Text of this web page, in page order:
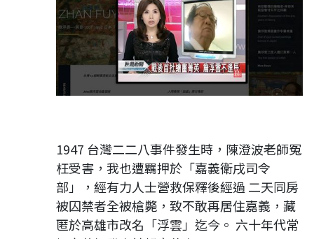
1947 台灣二二八事件發生時，陳澄波老師冤
枉受害，我也遭羈押於「嘉義衛戌司令
部」，經有力人士營救保釋後經過 二天同房
被囚禁者全被槍斃，致不敢再居住嘉義，藏
匿於高雄市改名「浮雲」迄今。 六十年代常